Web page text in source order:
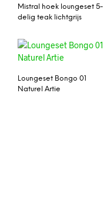
Mistral hoek loungeset 5-
delig teak lichtgrijs
Loungeset Bongo 01
Naturel Artie